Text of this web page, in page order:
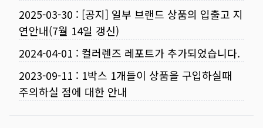
2025-03-30 : [공지] 일부 브랜드 상품의 입출고 지
연안내(7월 14일 갱신)
2024-04-01 : 컬러렌즈 레포트가 추가되었습니다.
2023-09-11 : 1박스 1개들이 상품을 구입하실때
주의하실 점에 대한 안내